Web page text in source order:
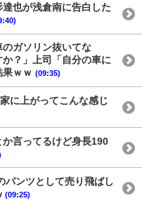
達也が浅倉南に告白した
ガソリン抜いてな
？」上司「自分の車に
ｗｗ (09:35)
に上がってこんな感じ
言ってるけど身長190
パンツとして売り飛ばし
(09:25)